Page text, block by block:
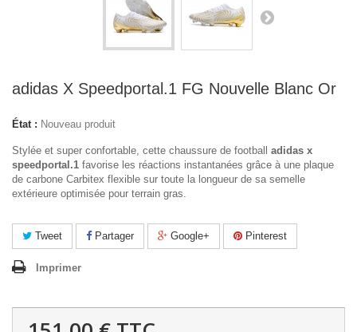
adidas X Speedportal.1 FG Nouvelle Blanc Or
État : Nouveau produit
Stylée et super confortable, cette chaussure de football adidas x
speedportal.1 favorise les réactions instantanées grâce à une plaque
de carbone Carbitex flexible sur toute la longueur de sa semelle
extérieure optimisée pour terrain gras.
Tweet Partager Google+ Pinterest
Imprimer